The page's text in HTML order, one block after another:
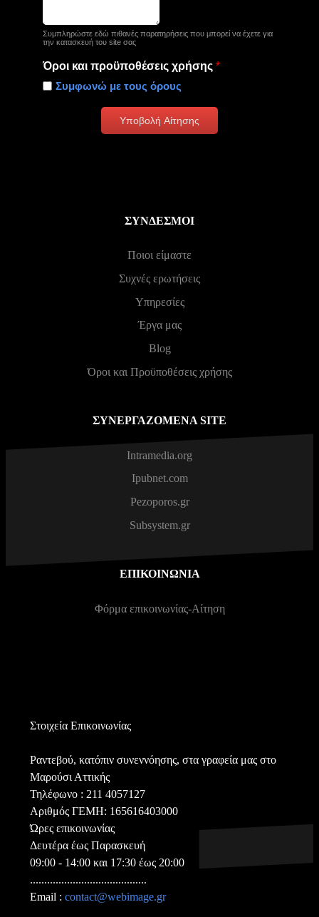
Συμπληρώστε εδώ πιθανές παρατηρήσεις που μπορεί να έχετε για
την κατασκευή του site σας
Όροι και προϋποθέσεις χρήσης *
Συμφωνώ με τους όρους
Υποβολή Αίτησης
ΣΎΝΔΕΣΜΟΙ
Ποιοι είμαστε
Συχνές ερωτήσεις
Υπηρεσίες
Έργα μας
Blog
Όροι και Προϋποθέσεις χρήσης
ΣΥΝΕΡΓΑΖΌΜΕΝΑ SITE
Intramedia.org
Ipubnet.com
Pezoporos.gr
Subsystem.gr
ΕΠΙΚΟΙΝΩΝΊΑ
Φόρμα επικοινωνίας-Αίτηση
Στοιχεία Επικοινωνίας
Ραντεβού, κατόπιν συνεννόησης, στα γραφεία μας στο
Μαρούσι Αττικής
Τηλέφωνο : 211 4057127
Aριθμός ΓΕΜΗ: 165616403000
Ώρες επικοινωνίας
Δευτέρα έως Παρασκευή
09:00 - 14:00 και 17:30 έως 20:00
.........................................
Email : contact@webimage.gr